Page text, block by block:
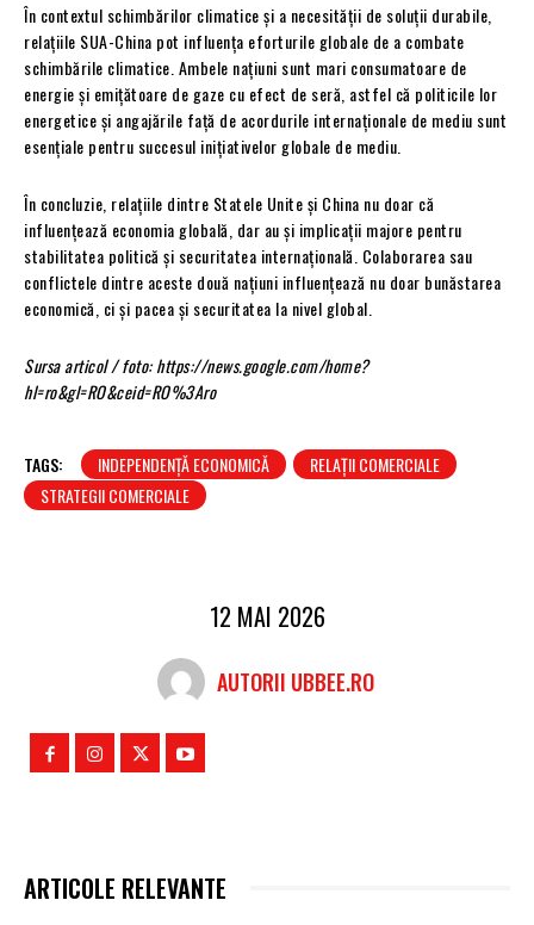
În contextul schimbărilor climatice și a necesității de soluții durabile,
relațiile SUA-China pot influența eforturile globale de a combate
schimbările climatice. Ambele națiuni sunt mari consumatoare de
energie și emițătoare de gaze cu efect de seră, astfel că politicile lor
energetice și angajările față de acordurile internaționale de mediu sunt
esențiale pentru succesul inițiativelor globale de mediu.
În concluzie, relațiile dintre Statele Unite și China nu doar că
influențează economia globală, dar au și implicații majore pentru
stabilitatea politică și securitatea internațională. Colaborarea sau
conflictele dintre aceste două națiuni influențează nu doar bunăstarea
economică, ci și pacea și securitatea la nivel global.
Sursa articol / foto: https://news.google.com/home?
hl=ro&gl=RO&ceid=RO%3Aro
TAGS: INDEPENDENȚĂ ECONOMICĂ
RELAȚII COMERCIALE
STRATEGII COMERCIALE
12 MAI 2026
AUTORII UBBEE.RO
ARTICOLE RELEVANTE